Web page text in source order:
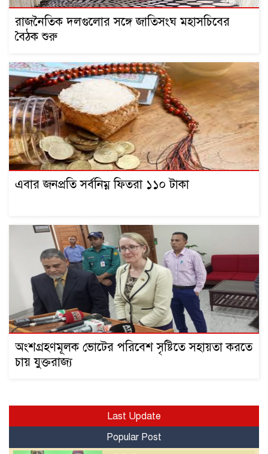
রাজনৈতিক দলগুলোর সঙ্গে জাতিসংঘ মহাসচিবের
বৈঠক শুরু
এবার জনপ্রতি সর্বনিম্ন ফিতরা ১১০ টাকা
অংশগ্রহণমূলক ভোটের পরিবেশ সৃষ্টিতে সহায়তা করতে
চায় যুক্তরাজ্য
Last Update
Popular Post